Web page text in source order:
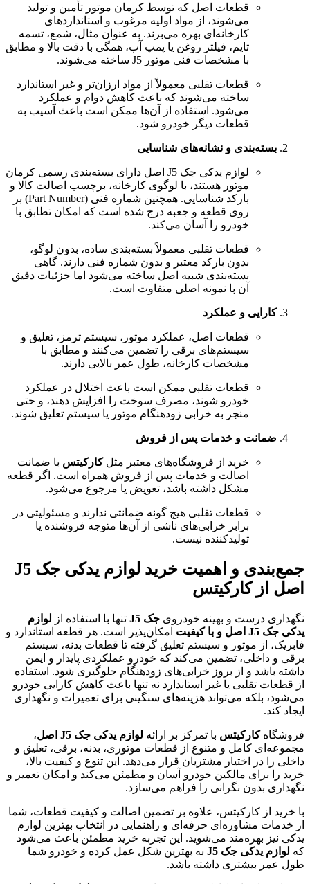
قطعات اصل که توسط کرمان موتور تأمین و تولید
می‌شوند، از مواد اولیه مرغوب و استانداردهای
کارخانه‌ای بهره می‌برند. به عنوان مثال، شمع، تسمه
تایم، فیلتر روغن یا پمپ آب، همگی با دقت بالا و مطابق
با مشخصات فنی موتور J5 ساخته می‌شوند.
قطعات تقلبی معمولاً از مواد ارزان‌تر و غیر استاندارد
ساخته می‌شوند که باعث کاهش دوام و عملکرد
می‌شود. استفاده از آن‌ها ممکن است باعث آسیب به
قطعات دیگر خودرو شود.
بسته‌بندی و نشانه‌های شناسایی
لوازم یدکی جک J5 اصل دارای بسته‌بندی رسمی کرمان
موتور هستند، با لوگوی کارخانه، برچسب اصالت کالا و
بارکد شناسایی. همچنین شماره فنی (Part Number) بر
روی قطعه و جعبه درج شده است که امکان تطابق با
خودرو را آسان می‌کند.
قطعات تقلبی معمولاً بسته‌بندی ساده، بدون لوگو،
بدون بارکد معتبر و بدون شماره فنی دارند. گاهی
بسته‌بندی شبیه اصل ساخته می‌شود اما جزئیات دقیق
آن با نمونه اصلی متفاوت است.
کارایی و عملکرد
قطعات اصل، عملکرد موتور، سیستم ترمز، تعلیق و
سیستم‌های برقی را تضمین می‌کنند و مطابق با
مشخصات کارخانه، طول عمر بالایی دارند.
قطعات تقلبی ممکن است باعث اختلال در عملکرد
خودرو شوند، مصرف سوخت را افزایش دهند، و حتی
منجر به خرابی زودهنگام موتور یا سیستم تعلیق شوند.
ضمانت و خدمات پس از فروش
خرید از فروشگاه‌های معتبر مثلکارکیتس با ضمانت
اصالت و خدمات پس از فروش همراه است. اگر قطعه
مشکل داشته باشد، تعویض یا مرجوع می‌شود.
قطعات تقلبی هیچ گونه ضمانتی ندارند و مسئولیتی در
برابر خرابی‌های ناشی از آن‌ها متوجه فروشنده یا
تولیدکننده نیست.
جمع‌بندی و اهمیت خرید لوازم یدکی جک J5
اصل از کارکیتس
نگهداری درست و بهینه خودروی جک J5 تنها با استفاده از لوازم
یدکی جک J5 اصل و با کیفیت
امکان‌پذیر است. هر قطعه استاندارد و
فابریک، از موتور و سیستم تعلیق گرفته تا قطعات بدنه، سیستم
برقی و داخلی، تضمین می‌کند که خودرو عملکردی پایدار و ایمن
داشته باشد و از بروز خرابی‌های زودهنگام جلوگیری شود. استفاده
از قطعات تقلبی یا غیر استاندارد نه تنها باعث کاهش کارایی خودرو
می‌شود، بلکه می‌تواند هزینه‌های سنگینی برای تعمیرات و نگهداری
ایجاد کند.
فروشگاهکارکیتس با تمرکز بر ارائه لوازم یدکی جک J5 اصل
،
مجموعه‌ای کامل و متنوع از قطعات موتوری، بدنه، برقی، تعلیق و
داخلی را در اختیار مشتریان قرار می‌دهد. این تنوع و کیفیت بالا،
خرید را برای مالکین خودرو آسان و مطمئن می‌کند و امکان تعمیر و
نگهداری بدون نگرانی را فراهم می‌سازد.
با خرید از کارکیتس، علاوه بر تضمین اصالت و کیفیت قطعات، شما
از خدمات مشاوره‌ای حرفه‌ای و راهنمایی در انتخاب بهترین لوازم
یدکی نیز بهره‌مند می‌شوید. این تجربه خرید مطمئن باعث می‌شود
که لوازم یدکی جک J5
به بهترین شکل عمل کرده و خودرو شما
طول عمر بیشتری داشته باشد.